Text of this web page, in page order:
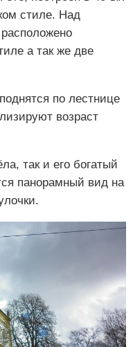
стиле. Над
а так же две
по лестнице
возраст
так и его богатый
панорамный вид на